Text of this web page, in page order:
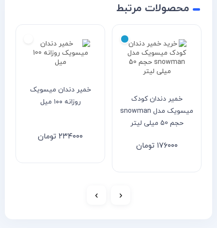
محصولات مرتبط
خمیر دندان کودک
میسویک مدل snowman
حجم 50 میلی لیتر
۱۷۶۰۰۰ تومان
خمیر دندان میسویک
روزانه ۱۰۰ میل
۲۳۴۰۰۰ تومان
‹
›